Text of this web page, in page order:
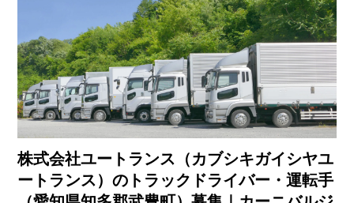
株式会社ユートランス（カブシキガイシヤユ
ートランス）のトラックドライバー・運転手